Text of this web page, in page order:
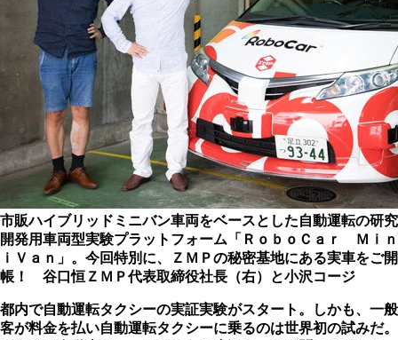
市販ハイブリッドミニバン車両をベースとした自動運転の研究
開発用車両型実験プラットフォーム「ＲｏｂｏＣａｒ Ｍｉｎ
ｉＶａｎ」。今回特別に、ＺＭＰの秘密基地にある実車をご開
帳！ 谷口恒ＺＭＰ代表取締役社長（右）と小沢コージ
都内で自動運転タクシーの実証実験がスタート。しかも、一般
客が料金を払い自動運転タクシーに乗るのは世界初の試みだ。